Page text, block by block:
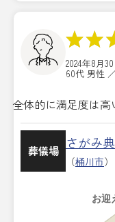
2024年8月
60代 男性
全体的に満足度は高
葬儀場 さがみ
（桶川市）
お迎